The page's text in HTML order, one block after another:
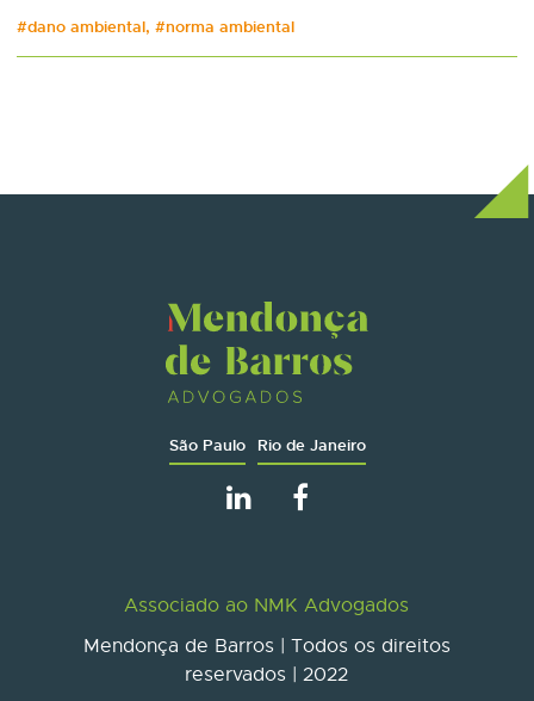
#dano ambiental, #norma ambiental
São Paulo Rio de Janeiro
Associado ao NMK Advogados
Mendonça de Barros | Todos os direitos
reservados | 2022